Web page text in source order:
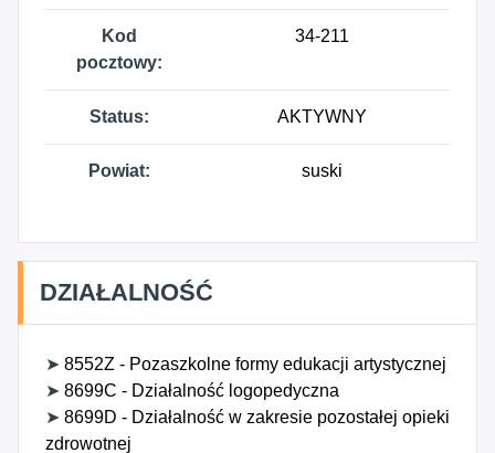
Kod
pocztowy:
34-211
Status: AKTYWNY
Powiat: suski
DZIAŁALNOŚĆ
➤ 8552Z - Pozaszkolne formy edukacji artystycznej
➤ 8699C - Działalność logopedyczna
➤ 8699D - Działalność w zakresie pozostałej opieki
zdrowotnej